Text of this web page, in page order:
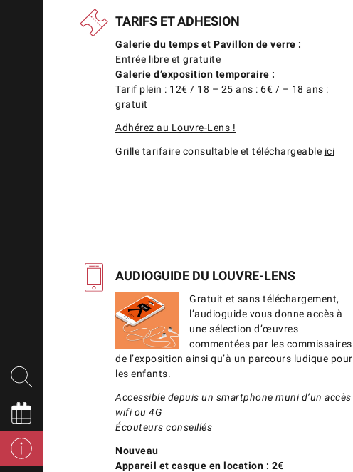
TARIFS ET ADHESION
Galerie du temps et Pavillon de verre :
Entrée libre et gratuite
Galerie d’exposition temporaire :
Tarif plein : 12€ / 18 – 25 ans : 6€ / – 18 ans :
gratuit
Adhérez au Louvre-Lens !
Grille tarifaire consultable et téléchargeable ici
AUDIOGUIDE DU LOUVRE-LENS
Gratuit et sans téléchargement,
l’audioguide vous donne accès à
une sélection d’œuvres
commentées par les commissaires
de l’exposition ainsi qu’à un parcours ludique pour
les enfants.
Accessible depuis un smartphone muni d’un accès
wifi ou 4G
Écouteurs conseillés
Nouveau
Appareil et casque en location : 2€